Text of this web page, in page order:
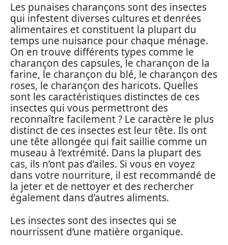
Les punaises charançons sont des insectes
qui infestent diverses cultures et denrées
alimentaires et constituent la plupart du
temps une nuisance pour chaque ménage.
On en trouve différents types comme le
charançon des capsules, le charançon de la
farine, le charançon du blé, le charançon des
roses, le charançon des haricots. Quelles
sont les caractéristiques distinctes de ces
insectes qui vous permettront des
reconnaître facilement ? Le caractère le plus
distinct de ces insectes est leur tête. Ils ont
une tête allongée qui fait saillie comme un
museau à l’extrémité. Dans la plupart des
cas, ils n’ont pas d’ailes. Si vous en voyez
dans votre nourriture, il est recommandé de
la jeter et de nettoyer et des rechercher
également dans d’autres aliments.
Les insectes sont des insectes qui se
nourrissent d’une matière organique.